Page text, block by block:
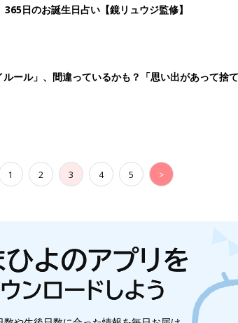
日のお誕生日占い【鏡リュウジ監修】
ール」、間違っているかも？「思い出があって捨
1 2 3 4 5 >